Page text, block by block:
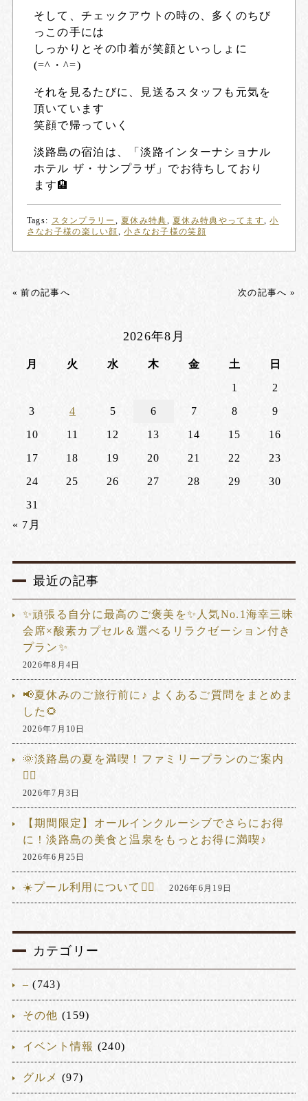
そして、チェックアウトの時の、多くのちび
っこの手には
しっかりとその巾着が笑顔といっしょに
(=^・^=)
それを見るたびに、見送るスタッフも元気を
頂いています
笑顔で帰っていく
淡路島の宿泊は、「淡路インターナショナル
ホテル ザ・サンプラザ 」でお待ちしており
ます🏨
Tags: スタンプラリー ,夏休み特典,夏休み特典やってます,小
さなお子様の楽しい顔,小さなお子様の笑顔
« 前の記事へ 次の記事へ »
2026年8月
月 火 水 木 金 土
日
1
2
3
4 5 6 7 8
9
10
11 12 13 14 15
16
17
18 19 20 21 22
23
24
25 26 27 28 29
30
31
« 7月
最近の記事
✨頑張る自分に最高のご褒美を✨人気No.1海幸三昧
会席×酸素カプセル＆選べるリラクゼーション付き
プラン✨
2026年8月4日
📢夏休みのご旅行前に♪ よくあるご質問をまとめま
した🌻
2026年7月10日
🌞淡路島の夏を満喫！ファミリープランのご案内
🏊‍♂️
2026年7月3日
【期間限定】オールインクルーシブでさらにお得
に！淡路島の美食と温泉をもっとお得に満喫♪
2026年6月25日
☀️プール利用について🏊‍♂️ 2026年6月19日
カテゴリー
– (743)
その他 (159)
イベント情報 (240)
グルメ (97)